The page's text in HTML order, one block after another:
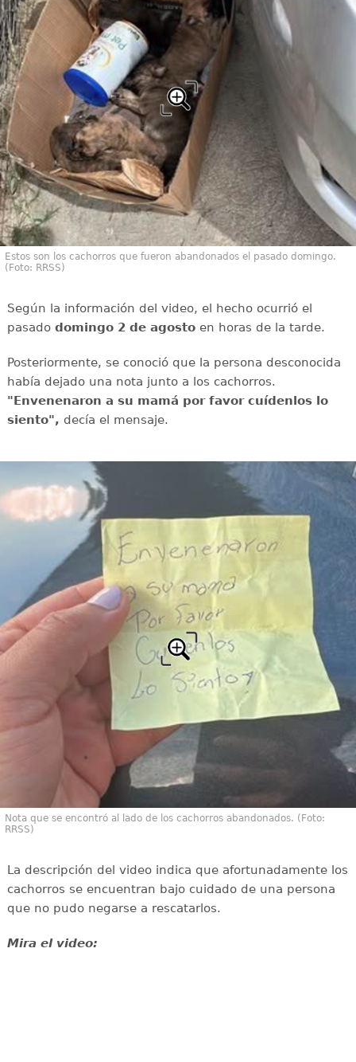
Estos son los cachorros que fueron abandonados el pasado domingo.
(Foto: RRSS)
Según la información del video, el hecho ocurrió el
pasado domingo 2 de agostoen horas de la tarde.
Posteriormente, se conoció que la persona desconocida
había dejado una nota junto a los cachorros.
"Envenenaron a su mamá por favor cuídenlos lo
siento", decía el mensaje.
Nota que se encontró al lado de los cachorros abandonados. (Foto:
RRSS)
La descripción del video indica que afortunadamente los
cachorros se encuentran bajo cuidado de una persona
que no pudo negarse a rescatarlos.
Mira el video: